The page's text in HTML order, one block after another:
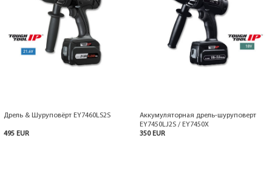
Дрель & Шуруповёрт EY7460LS2S
495 EUR
Аккумуляторная дрель-шуруповерт
EY7450LJ2S / EY7450X
350 EUR